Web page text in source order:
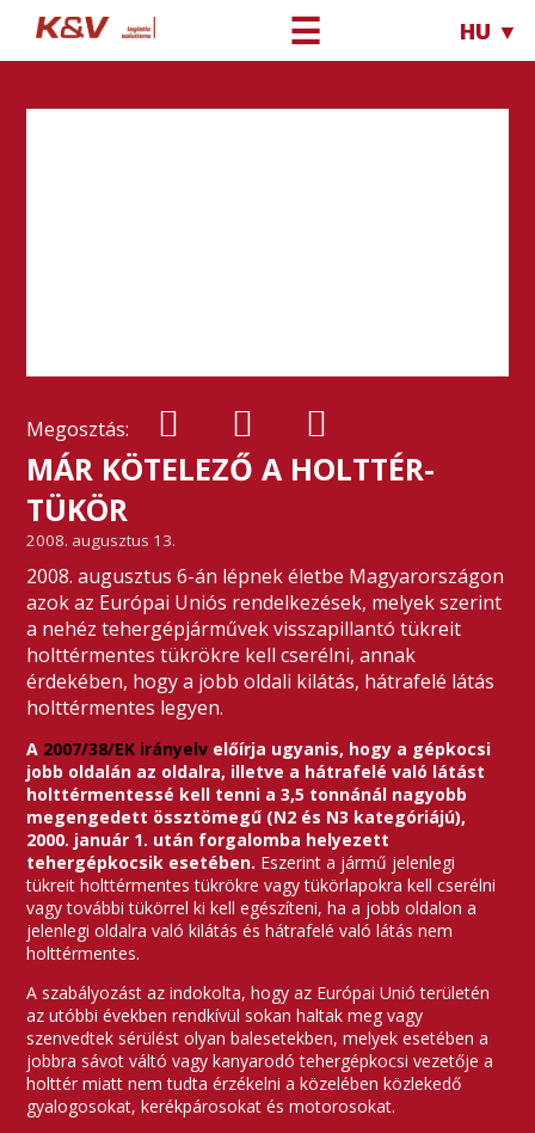
☰ HU ▼
Megosztás:
MÁR KÖTELEZŐ A HOLTTÉR-
TÜKÖR
2008. augusztus 13.
2008. augusztus 6-án lépnek életbe Magyarországon
azok az Európai Uniós rendelkezések, melyek szerint
a nehéz tehergépjárművek visszapillantó tükreit
holttérmentes tükrökre kell cserélni, annak
érdekében, hogy a jobb oldali kilátás, hátrafelé látás
holttérmentes legyen.
A 2007/38/EK irányelv előírja ugyanis, hogy a gépkocsi
jobb oldalán az oldalra, illetve a hátrafelé való látást
holttérmentessé kell tenni a 3,5 tonnánál nagyobb
megengedett össztömegű (N2 és N3 kategóriájú),
2000. január 1. után forgalomba helyezett
tehergépkocsik esetében. Eszerint a jármű jelenlegi
tükreit holttérmentes tükrökre vagy tükörlapokra kell cserélni
vagy további tükörrel ki kell egészíteni, ha a jobb oldalon a
jelenlegi oldalra való kilátás és hátrafelé való látás nem
holttérmentes.
A szabályozást az indokolta, hogy az Európai Unió területén
az utóbbi években rendkívül sokan haltak meg vagy
szenvedtek sérülést olyan balesetekben, melyek esetében a
jobbra sávot váltó vagy kanyarodó tehergépkocsi vezetője a
holttér miatt nem tudta érzékelni a közelében közlekedő
gyalogosokat, kerékpárosokat és motorosokat.